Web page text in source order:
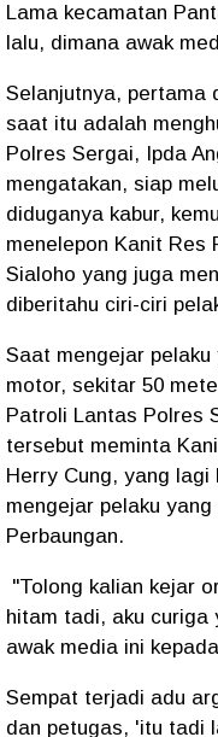
Lama kecamatan
lalu, dimana awak
Selanjutnya, pertama
saat itu adalah
Polres Sergai, Ipda
mengatakan, siap
diduganya kabur,
menelepon Kanit Res
Sialoho yang juga
diberitahu ciri-ciri
Saat mengejar
motor, sekitar 50
Patroli Lantas Polres
tersebut meminta
Herry Cung, yang
mengejar pelaku
Perbaungan.
"Tolong kalian kejar
hitam tadi, aku curiga
awak media ini
Sempat terjadi adu
dan petugas, 'itu tadi